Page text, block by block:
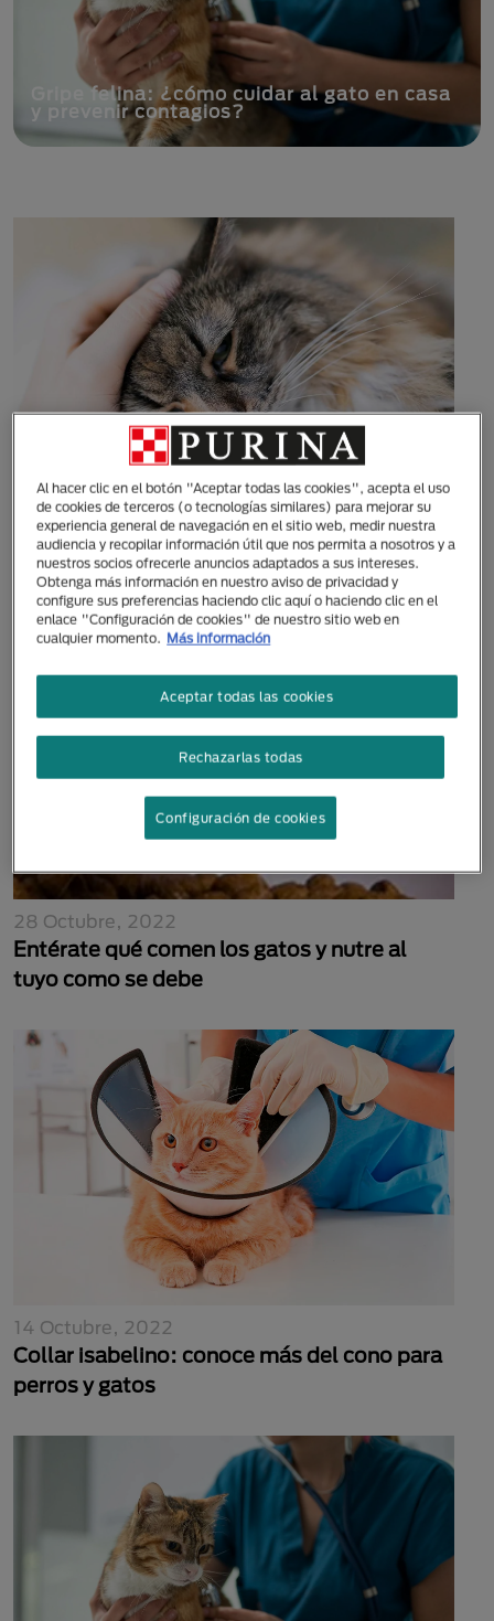
Gripe felina: ¿cómo cuidar al gato en casa
y prevenir contagios?
20 Octubre, 2025
Aprende todo lo que debes saber de la
fiebre en gatos
28 Octubre, 2022
Entérate qué comen los gatos y nutre al
tuyo como se debe
14 Octubre, 2022
Collar isabelino: conoce más del cono para
perros y gatos
Al hacer clic en el botón "Aceptar todas las cookies", acepta el uso
de cookies de terceros (o tecnologías similares) para mejorar su
experiencia general de navegación en el sitio web, medir nuestra
audiencia y recopilar información útil que nos permita a nosotros y a
nuestros socios ofrecerle anuncios adaptados a sus intereses.
Obtenga más información en nuestro aviso de privacidad y
configure sus preferencias haciendo clic aquí o haciendo clic en el
enlace "Configuración de cookies" de nuestro sitio web en
cualquier momento. Más información
Rechazarlas todas
Aceptar todas las cookies
Configuración de cookies